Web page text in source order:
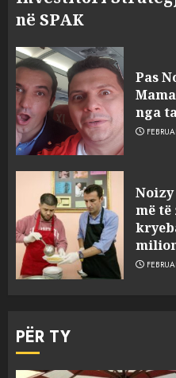
në SPAK
Pas
nga
më të
PËR TY
3 MARCH